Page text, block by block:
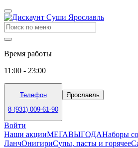
Время работы
11:00 - 23:00
Телефон
8 (931) 009-61-90
Ярославль
Войти
Наши акцииМЕГАВЫГОДАНаборы
ЛанчОнигириСупы, пасты и горячее